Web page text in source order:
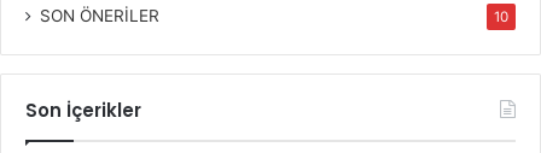
SON ÖNERİLER 10
Son İçerikler